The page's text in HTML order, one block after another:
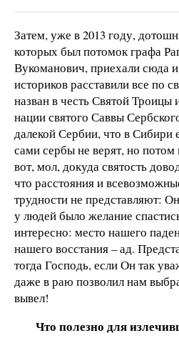
Затем, уже в 2013 году,
которых был потомок графа
Вукоманович, приехали сюда
историков расставили все по
назван в честь Святой Троицы
нации святого Саввы
далекой Сербии, что в Сибири
сами сербы не верят, но потом
вот, мол, докуда святость
что расстояния и
трудности не представляют:
у людей было желание
интересно: место нашего
нашего восстания – ад.
тогда Господь, если Он так
даже в раю позволил нам
вывел!
Что полезно для